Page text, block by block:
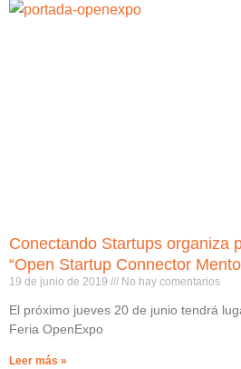
Conectando Startups organiza
“Open Startup Connector
19 de junio de 2019 No hay comentarios
El próximo jueves 20 de junio tendrá
Feria OpenExpo
Leer más »